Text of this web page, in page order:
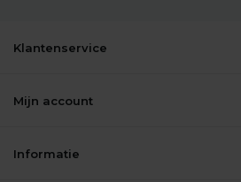
Klantenservice
Mijn account
Informatie